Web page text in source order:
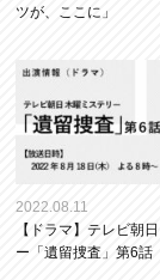
ツが、ここに」
2022.08.11
【ドラマ】テレビ朝
ー「遺留捜査」第6話